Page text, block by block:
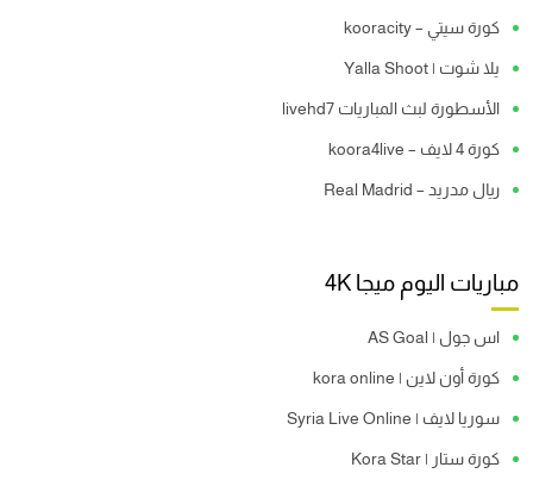
كورة سيتي – kooracity
يلا شوت | Yalla Shoot
الأسطورة لبث المباريات livehd7
كورة 4 لايف – koora4live
ريال مدريد – Real Madrid
مباريات اليوم ميجا 4K
اس جول | AS Goal
كورة أون لاين | kora online
سوريا لايف | Syria Live Online
كورة ستار | Kora Star